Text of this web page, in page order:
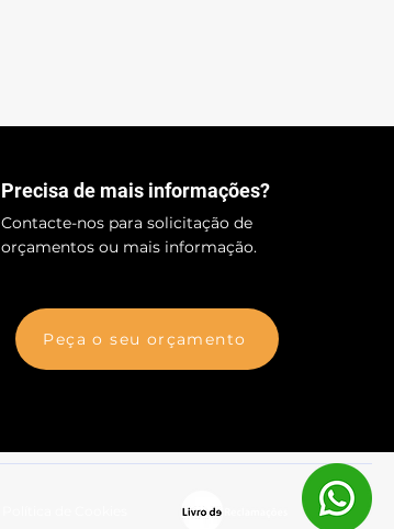
Precisa de mais informações?
Contacte-nos para solicitação de
orçamentos ou mais informação.
Peça o seu orçamento